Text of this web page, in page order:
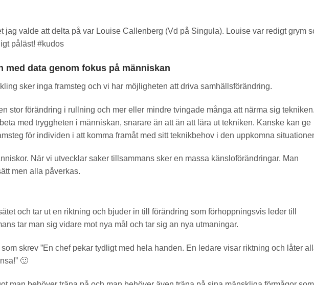
jag valde att delta på var Louise Callenberg (Vd på Singula). Louise var redigt grym
påläst! #kudos
med data genom fokus på människan
sker inga framsteg och vi har möjligheten att driva samhällsförändring.
stor förändring i rullning och mer eller mindre tvingade många att närma sig tekniken.
med tryggheten i människan, snarare än att än att lära ut tekniken. Kanske kan ge
för individen i att komma framåt med sitt teknikbehov i den uppkomna
När vi utvecklar saker tillsammans sker en massa känsloförändringar. Man
men alla påverkas.
och tar ut en riktning och bjuder in till förändring som förhoppningsvis leder till
tar man sig vidare mot nya mål och tar sig an nya utmaningar.
som skrev ”En chef pekar tydligt med hela handen. En ledare visar riktning och låter
🙂